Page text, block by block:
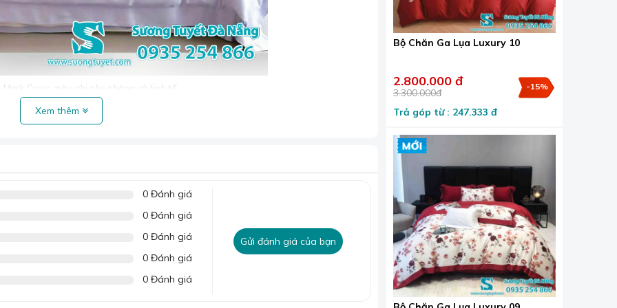
Mark Cross màu ghi nhẹ nhàng và tinh tế.
cần thiết cho giấc ngủ mà còn là món quà ý nghĩa dành tặng cho người
điểm nhấn khác biệt và riêng biệt.
tập tại đây:
Bộ chăn ga lụa Mark Cross
Xem thêm
0 Đánh giá
0 Đánh giá
0 Đánh giá
0 Đánh giá
0 Đánh giá
Gửi đánh giá của bạn
Bộ Chăn Ga Lụa Luxury 10
2.800.000 đ
3.300.000đ
-15%
Trả góp từ : 247.333 đ